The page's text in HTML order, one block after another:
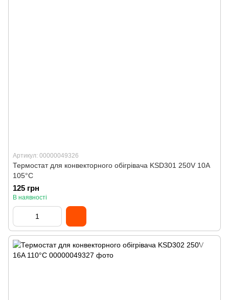
Артикул: 00000049326
Термостат для конвекторного обігрівача KSD301 250V 10A
105°C
125 грн
В наявності